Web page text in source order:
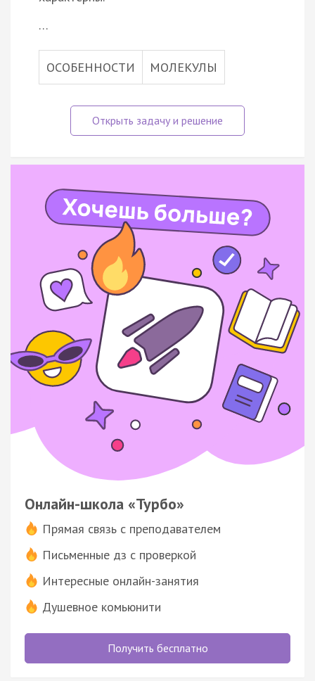
…
ОСОБЕННОСТИ МОЛЕКУЛЫ
Онлайн-школа «Турбо»
Прямая связь с преподавателем
Письменные дз с проверкой
Интересные онлайн-занятия
Душевное комьюнити
Получить бесплатно